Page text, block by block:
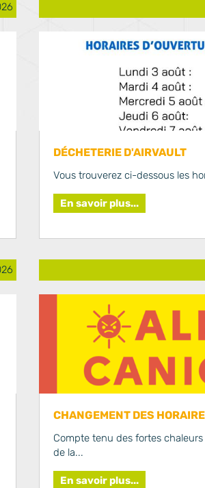
DÉCHETERIE D'AIRVAULT
Vous trouverez ci-dessous les
En savoir plus...
CHANGEMENT DES
Compte tenu des fortes
de la...
En savoir plus...